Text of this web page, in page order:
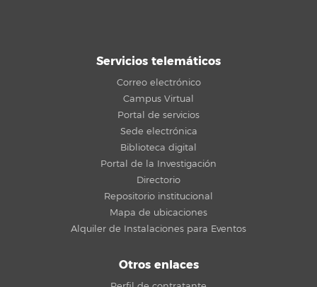
Servicios telemáticos
Correo electrónico
Campus Virtual
Portal de servicios
Sede electrónica
Biblioteca digital
Portal de la Investigación
Directorio
Repositorio institucional
Mapa de ubicaciones
Alquiler de Instalaciones para Eventos
Otros enlaces